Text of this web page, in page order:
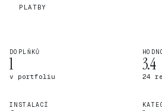
PLATBY
DOPLŇKŮ
1
v portfoliu
3.4
24
INSTALACÍ